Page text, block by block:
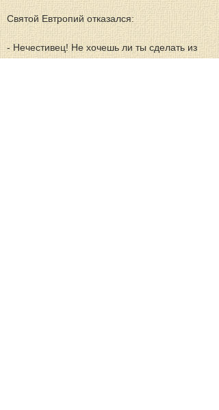
Святой Евтропий отказался:
- Нечестивец! Не хочешь ли ты сделать из
меня совратителя стада Христова? Нет,